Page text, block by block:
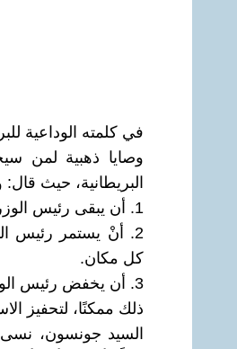
وصايا ذهبية لمن
البريطانية، حيث
1. أن يبقى رئيس الوزراء على صلة وثيقة بالولايات المتحدة الأمريكية.
2. أنْ يستمر رئيس
كل مكان.
3. أن يخفض رئيس
ذلك ممكنًا، لتحفيز
السيد جونسون، نسى